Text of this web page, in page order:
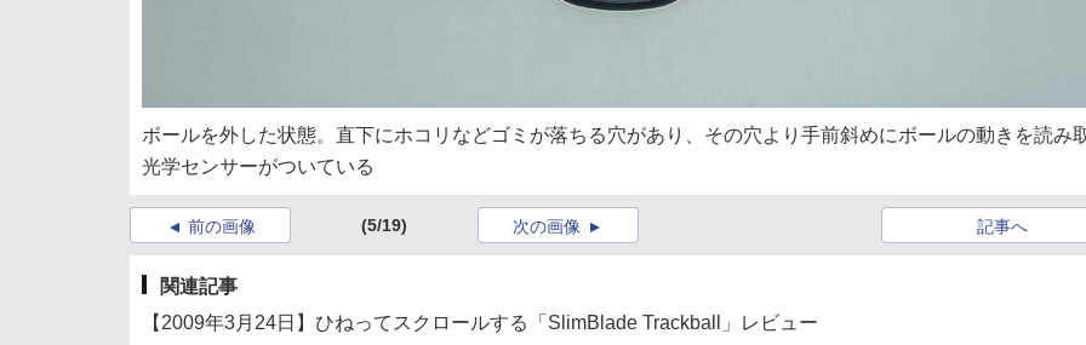
ボールを外した状態。直下にホコリなどゴミが落ちる穴があり、その穴より手前斜めにボールの動きを読み
光学センサーがついている
前の画像 (5/19) 記事へ
次の画像
関連記事
【2009年3月24日】ひねってスクロールする「SlimBlade Trackball」レビュー